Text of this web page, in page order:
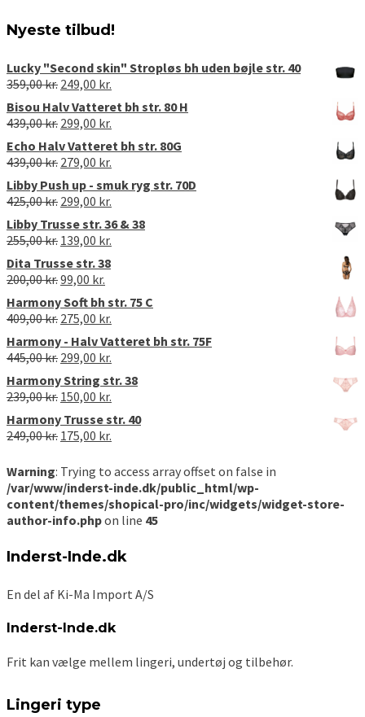
Nyeste tilbud!
Lucky "Second skin" Stropløs bh uden bøjle str. 40
359,00kr. Den
oprindelige
pris
var:
359,00 kr..
249,00 kr.
aktuelle
pris
er:
249,00 kr..
Bisou Halv Vatteret bh str. 80 H
439,00kr. Den
oprindelige
pris
var:
439,00 kr..
299,00 kr.
aktuelle
pris
er:
299,00 kr..
Echo Halv Vatteret bh str. 80G
439,00kr. Den
oprindelige
pris
var:
439,00 kr..
279,00 kr.
aktuelle
pris
er:
279,00 kr..
Libby Push up - smuk ryg str. 70D
425,00kr. Den
oprindelige
pris
var:
425,00 kr..
299,00 kr.
aktuelle
pris
er:
Libby Trusse str. 36 & 38
255,00kr. Den
oprindelige
pris
var:
255,00 kr..
139,00 kr.
139,00 kr..
Dita Trusse str. 38
200,00kr.Den
oprindelige
pris
var:
200,00 kr..
99,00 kr.
aktuelle
pris
er:
99,00 kr..
Harmony Soft bh str. 75 C
409,00kr. Den
oprindelige
pris
var:
409,00 kr..
275,00 kr.
aktuelle
pris
er:
275,00 kr..
Harmony - Halv Vatteret bh str. 75F
445,00kr. Den
oprindelige
pris
var:
445,00 kr..
299,00 kr.
aktuelle
pris
er:
299,00 kr..
Harmony String str. 38
239,00kr. Den
oprindelige
pris
var:
150,00 kr.
aktuelle
pris
er:
Harmony Trusse str. 40
249,00kr. Den
pris
var:
249,00 kr..
175,00 kr.
pris
er:
175,00 kr..
Warning: Trying to access array offset on false in
/var/www/inderst-inde.dk/public_html/wp-
content/themes/shopical-pro/inc/widgets/widget-store-
author-info.phpon line 45
Inderst-Inde.dk
En del af Ki-Ma Import A/S
Inderst-Inde.dk
Frit kan vælge mellem lingeri, undertøj og tilbehør.
Lingeri type